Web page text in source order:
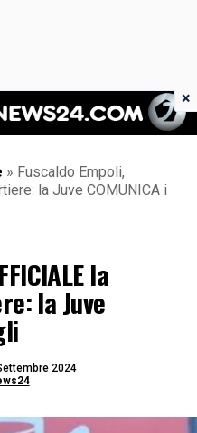
News 24
» Fuscaldo Empoli,
la Juve COMUNICA i
la
la Juve
2024
×